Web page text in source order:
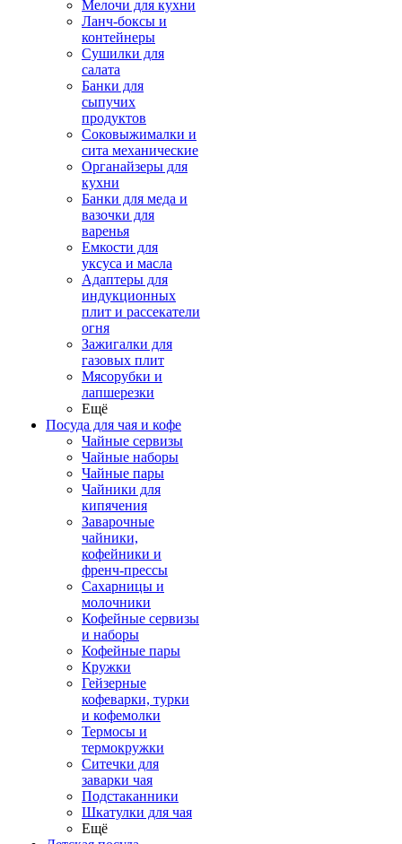
Мелочи для кухни
Ланч-боксы и
контейнеры
Сушилки для
салата
Банки для
сыпучих
продуктов
Соковыжималки и
сита механические
Органайзеры для
кухни
Банки для меда и
вазочки для
варенья
Емкости для
уксуса и масла
Адаптеры для
индукционных
плит и рассекатели
огня
Зажигалки для
газовых плит
Мясорубки и
лапшерезки
Ещё
Посуда для чая и кофе
Чайные сервизы
Чайные наборы
Чайные пары
Чайники для
кипячения
Заварочные
чайники,
кофейники и
френч-прессы
Сахарницы и
молочники
Кофейные сервизы
и наборы
Кофейные пары
Кружки
Гейзерные
кофеварки, турки
и кофемолки
Термосы и
термокружки
Ситечки для
заварки чая
Подстаканники
Шкатулки для чая
Ещё